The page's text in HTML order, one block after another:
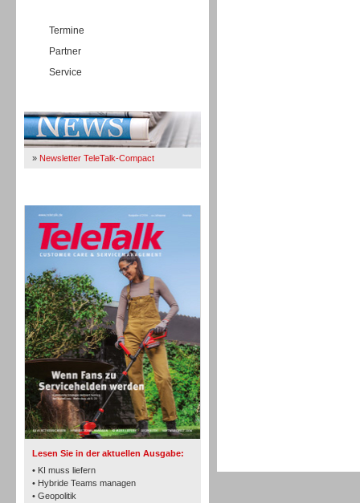
Termine
Partner
Service
» Newsletter TeleTalk-Compact
Lesen Sie in der aktuellen Ausgabe:
• KI muss liefern
• Hybride Teams managen
• Geopolitik
TK- und ACD-Systeme